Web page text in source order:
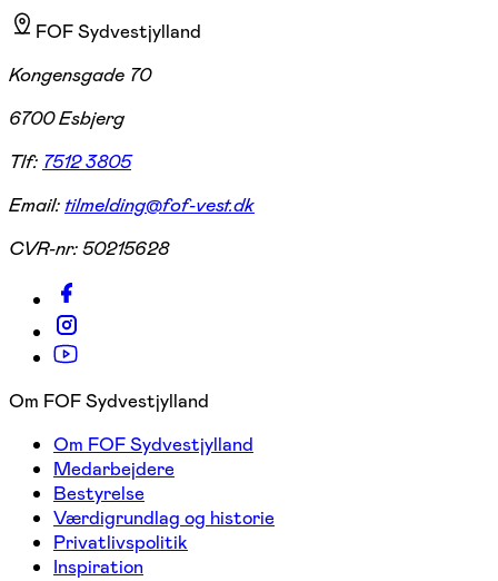
FOF Sydvestjylland
Kongensgade 70
6700 Esbjerg
Tlf: 7512 3805
Email:tilmelding@fof-vest.dk
CVR-nr:50215628
Om FOF Sydvestjylland
Om FOF Sydvestjylland
Medarbejdere
Bestyrelse
Værdigrundlag og historie
Privatlivspolitik
Inspiration